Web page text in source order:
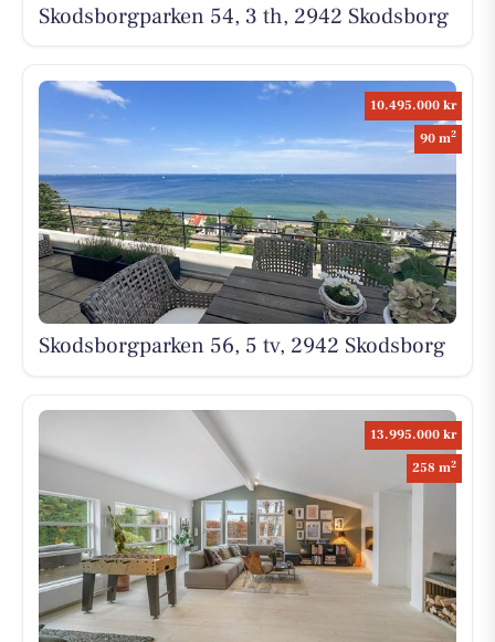
Skodsborgparken 54, 3 th, 2942 Skodsborg
10.495.000 kr
90 m2
Skodsborgparken 56, 5 tv, 2942 Skodsborg
13.995.000 kr
258 m2